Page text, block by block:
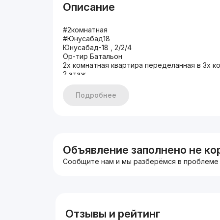
Описание
#2комнатная
#Юнусабад18
Юнусабад-18 , 2/2/4
Ор-тир Батальон
2х комнатная квартира переделанная в 3х
2 этаж
Кирпичный дом,77-серия,65м2
Балкон 2-9,Теплый пол,Комнаты разделены
Можно под Ипотеку через банк по
+998998648765
Подробнее
Объявление заполнено не
Сообщите нам и мы разберёмся в проблеме
Отзывы и рейтинг